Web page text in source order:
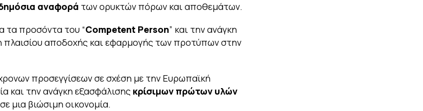
αναφορά των ορυκτών πόρων και αποθεμάτων.
τα προσόντα του “Competent Person” και την ανάγκη
πλαισίου αποδοχής και εφαρμογής των προτύπων στην
προσεγγίσεων σε σχέση με την Ευρωπαϊκή
και την ανάγκη εξασφάλισης κρίσιμων πρώτων υλών
μια βιώσιμη οικονομία.